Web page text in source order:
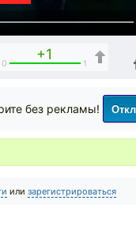
+1
0 1
без рекламы!
или зарегистрироваться